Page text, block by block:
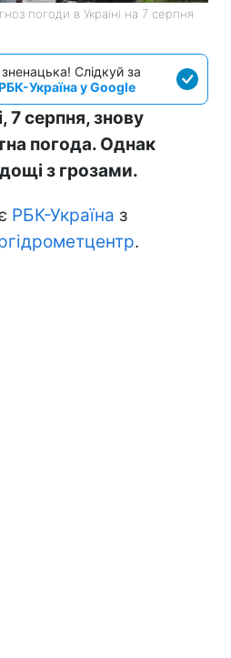
погоди в Україні на 7 серпня
Слідкуй за
Україна у Google
7 серпня, знову
погода. Однак
з грозами.
РБК-Україна з
.